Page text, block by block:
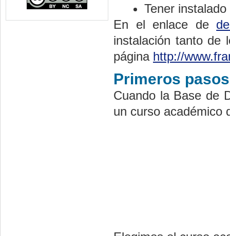
Tener
En el enlace de
instalación tanto de
página http://
Primeros pasos
Cuando la Base de
un curso académico